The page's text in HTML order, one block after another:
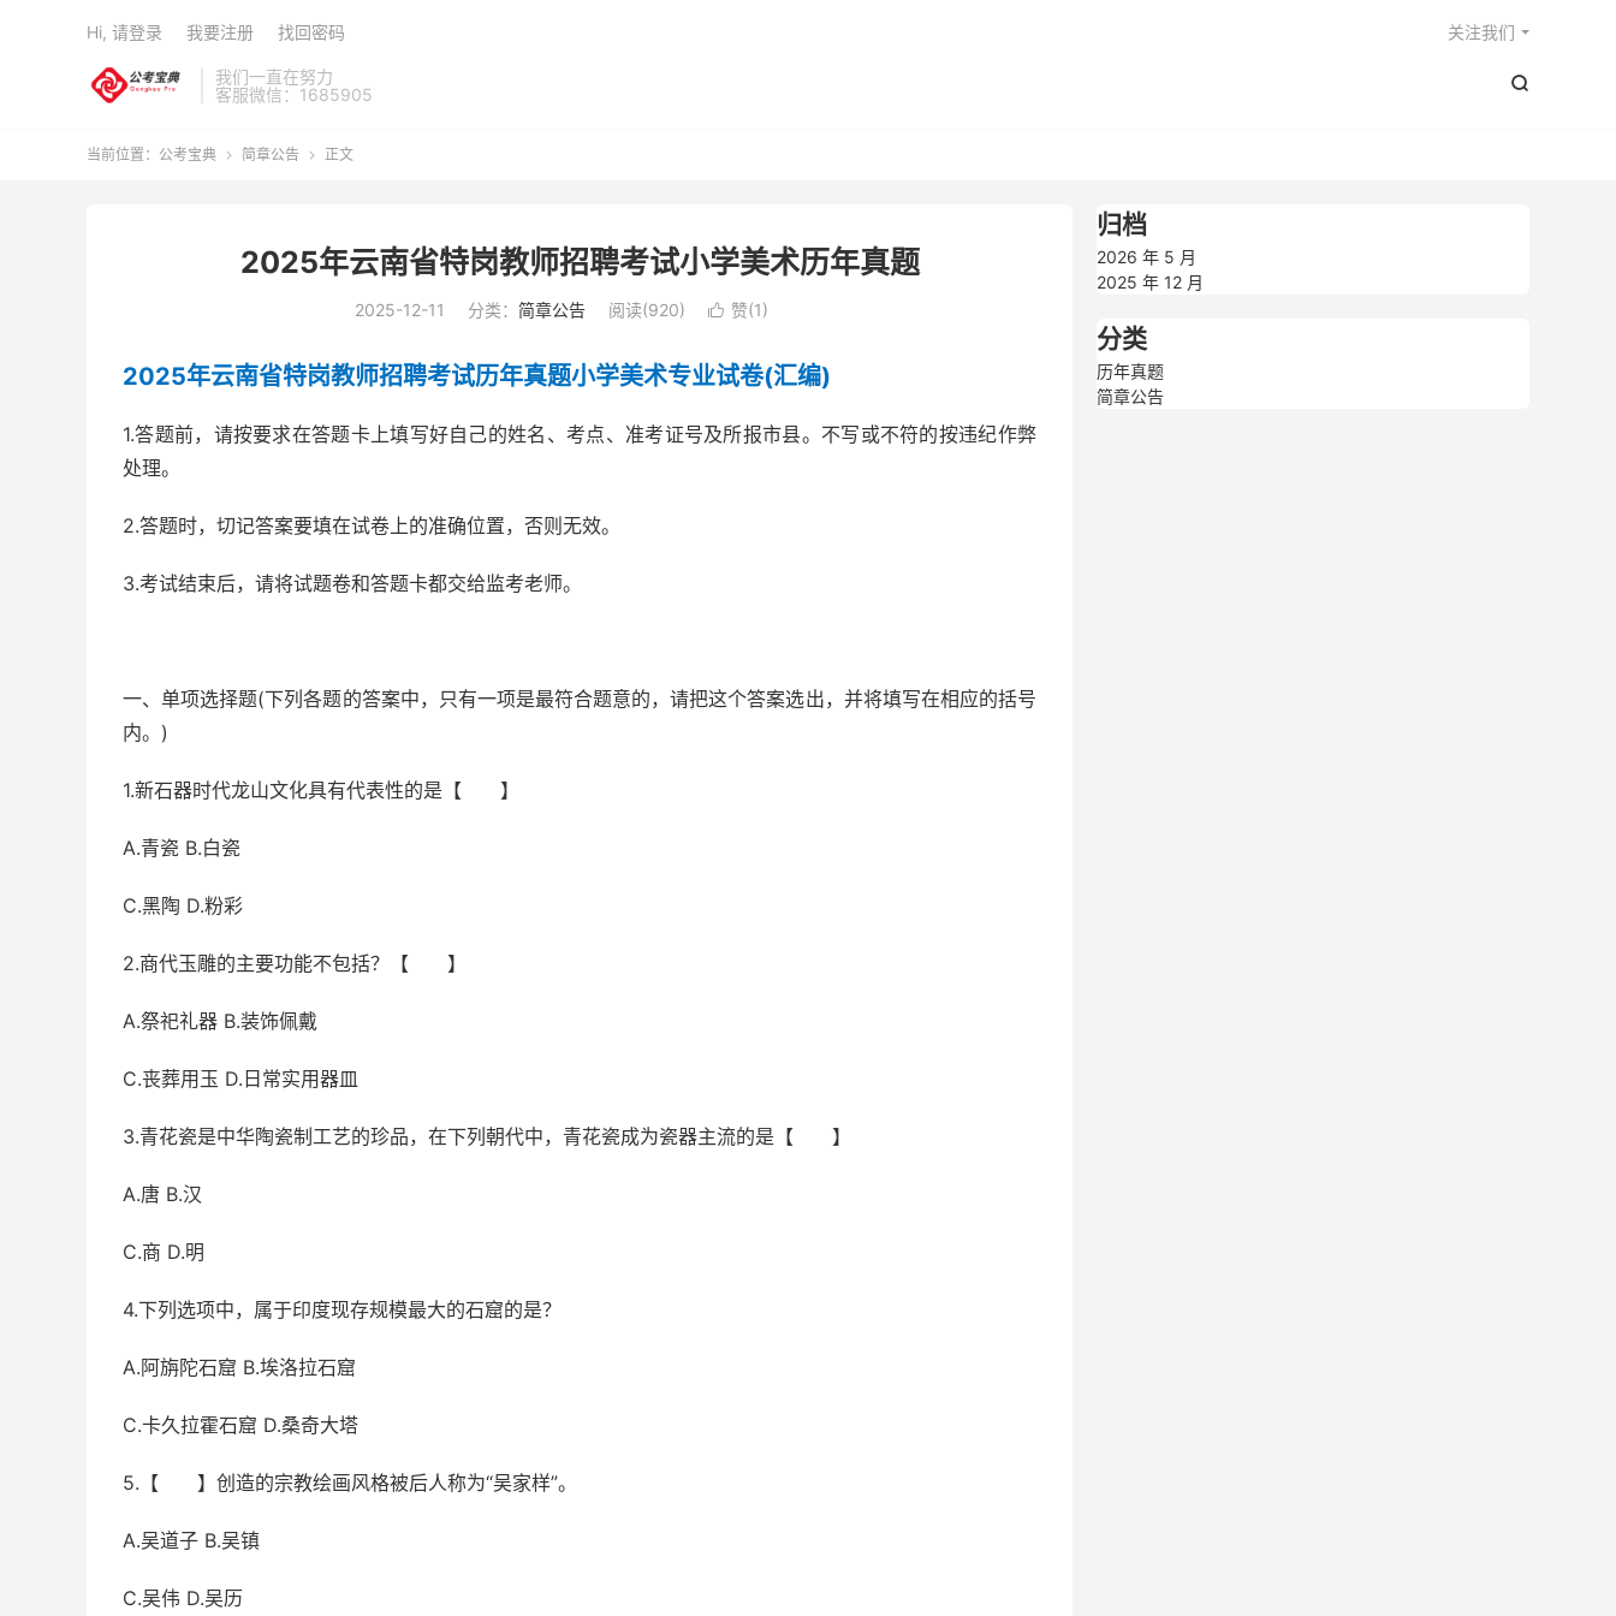
我们一直在努力
客服微信：1685905

关注我们
Hi, 请登录 我要注册 找回密码
当前位置： 公考宝典  简章公告  正文
2025年云南省特岗教师招聘考试小学美术历年真题
2025-12-11 分类： 简章公告 阅读(920)  赞(1)
2025年云南省特岗教师招聘考试历年真题小学美术专业试卷(汇编)
1.答题前，请按要求在答题卡上填写好自己的姓名、考点、准考证号及所报市县。不写或不符的按违纪作弊
处理。
2.答题时，切记答案要填在试卷上的准确位置，否则无效。
3.考试结束后，请将试题卷和答题卡都交给监考老师。
一、单项选择题(下列各题的答案中，只有一项是最符合题意的，请把这个答案选出，并将填写在相应的括号
内。)
1.新石器时代龙山文化具有代表性的是【 】
A.青瓷 B.白瓷
C.黑陶 D.粉彩
2.商代玉雕的主要功能不包括？【 】
A.祭祀礼器 B.装饰佩戴
C.丧葬用玉 D.日常实用器皿
3.青花瓷是中华陶瓷制工艺的珍品，在下列朝代中，青花瓷成为瓷器主流的是【 】
A.唐 B.汉
C.商 D.明
4.下列选项中，属于印度现存规模最大的石窟的是？
A.阿旃陀石窟 B.埃洛拉石窟
C.卡久拉霍石窟 D.桑奇大塔
5.【 】创造的宗教绘画风格被后人称为“吴家样”。
A.吴道子 B.吴镇
C.吴伟 D.吴历
归档
2026 年 5 月
2025 年 12 月
分类
历年真题
简章公告